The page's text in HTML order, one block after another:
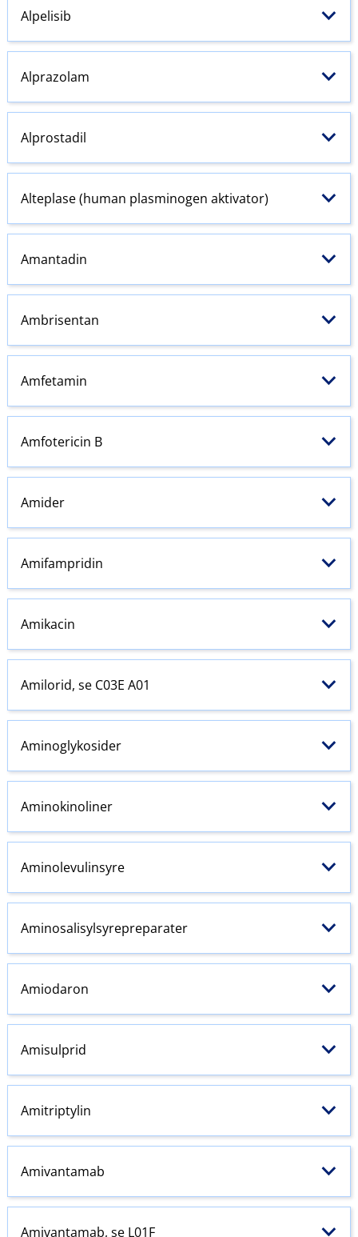
Alpelisib
Alprazolam
Alprostadil
Alteplase (human plasminogen aktivator)
Amantadin
Ambrisentan
Amfetamin
Amfotericin B
Amider
Amifampridin
Amikacin
Amilorid, se C03E A01
Aminoglykosider
Aminokinoliner
Aminolevulinsyre
Aminosalisylsyrepreparater
Amiodaron
Amisulprid
Amitriptylin
Amivantamab
Amivantamab, se L01F